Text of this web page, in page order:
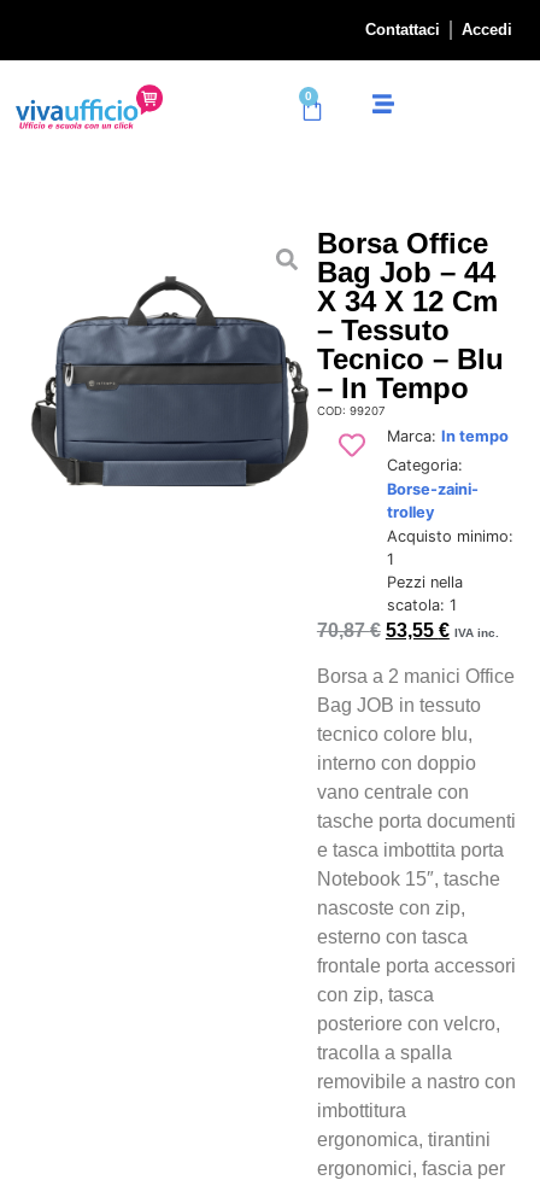
Contattaci Accedi
0
Borsa Office
Bag Job – 44
X 34 X 12 Cm
– Tessuto
Tecnico – Blu
– In Tempo
COD: 99207
Marca: In tempo
Categoria:
Borse-zaini-
trolley
Acquisto minimo:
1
Pezzi nella
scatola: 1
70,87€ 53,55 € IVA inc.
Borsa a 2 manici Office
Bag JOB in tessuto
tecnico colore blu,
interno con doppio
vano centrale con
tasche porta documenti
e tasca imbottita porta
Notebook 15″, tasche
nascoste con zip,
esterno con tasca
frontale porta accessori
con zip, tasca
posteriore con velcro,
tracolla a spalla
removibile a nastro con
imbottitura
ergonomica, tirantini
ergonomici, fascia per